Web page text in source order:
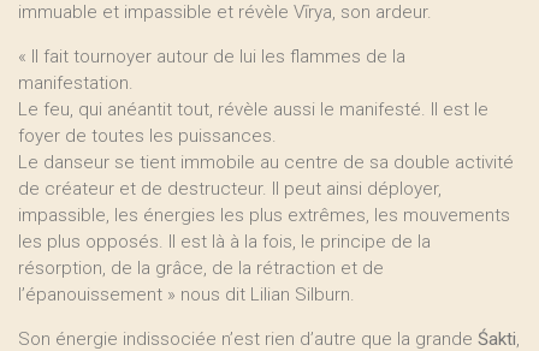
immuable et impassible et révèle Vīrya, son ardeur.
« Il fait tournoyer autour de lui les flammes de la
manifestation.
Le feu, qui anéantit tout, révèle aussi le manifesté. Il est le
foyer de toutes les puissances.
Le danseur se tient immobile au centre de sa double activité
de créateur et de destructeur. Il peut ainsi déployer,
impassible, les énergies les plus extrêmes, les mouvements
les plus opposés. Il est là à la fois, le principe de la
résorption, de la grâce, de la rétraction et de
l’épanouissement » nous dit Lilian Silburn.
Son énergie indissociée n’est rien d’autre que la grande Śakti,